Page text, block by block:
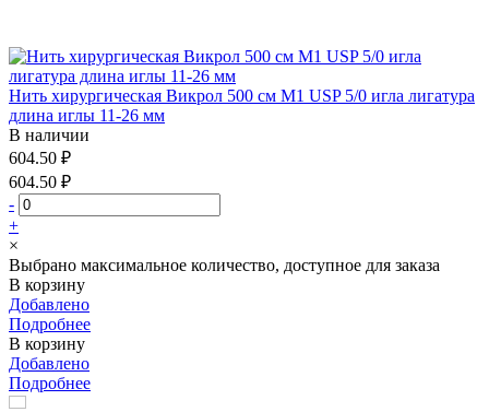
Нить хирургическая Викрол 500 см М1 USP 5/0 игла лигатура
длина иглы 11-26 мм
В наличии
604.50 ₽
604.50 ₽
-
+
×
Выбрано максимальное количество, доступное для заказа
В корзину
Добавлено
Подробнее
В корзину
Добавлено
Подробнее